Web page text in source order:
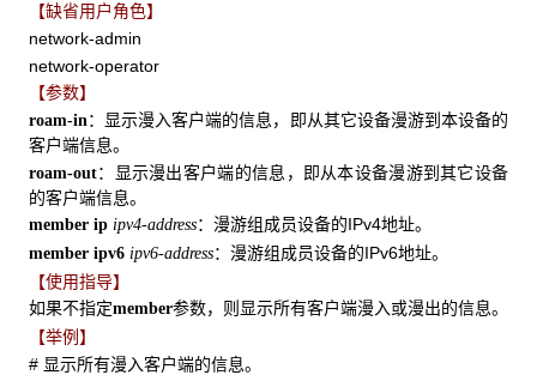
【缺省用户角色】
network-admin
network-operator
【参数】
roam-in ：显示漫入客户端的信息，即从其它设备漫游到本设备的
客户端信息。
roam-out：显示漫出客户端的信息，即从本设备漫游到其它设备
的客户端信息。
member ip ipv4-address：漫游组成员设备的IPv4地址。
member ipv6 ipv6-address：漫游组成员设备的IPv6地址。
【使用指导】
如果不指定member参数，则显示所有客户端漫入或漫出的信息。
【举例】
# 显示所有漫入客户端的信息。